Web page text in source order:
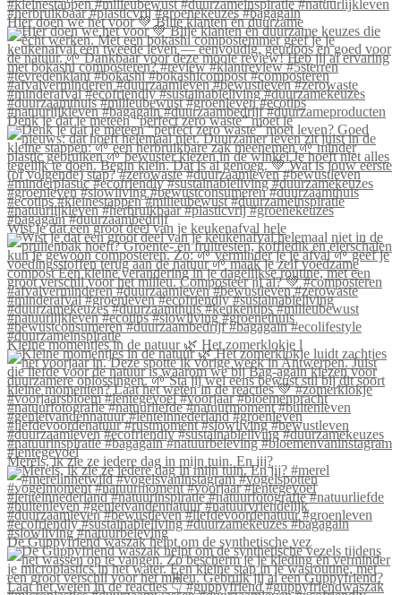
Hier doen we het voor 💚 Blije klanten én duurzame
Denk je dat je meteen “perfect zero waste” moet le
Wist je dat een groot deel van je keukenafval hele
Kleine momentjes in de natuur 🌿 Het zomerklokje l
Merels, ik zie ze iedere dag in mijn tuin. En jij?
De Guppyfriend waszak helpt om de synthetische vez